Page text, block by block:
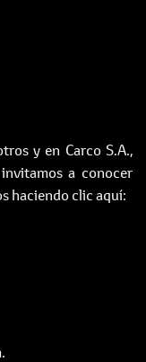
y en Carco S.A.,
a conocer
haciendo clic aquí: